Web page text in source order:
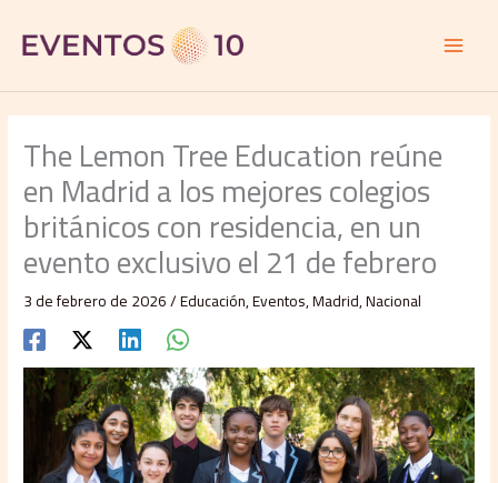
contenido
The Lemon Tree Education reúne
en Madrid a los mejores colegios
británicos con residencia, en un
evento exclusivo el 21 de febrero
3 de febrero de 2026/Educación,Eventos,Madrid,Nacional